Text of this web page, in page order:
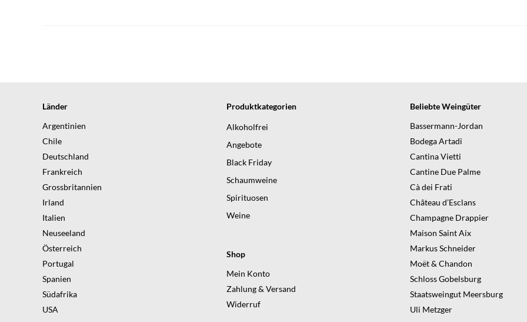
Länder
Argentinien
Chile
Deutschland
Frankreich
Grossbritannien
Irland
Italien
Neuseeland
Österreich
Portugal
Spanien
Südafrika
USA
Produktkategorien
Alkoholfrei
Angebote
Black Friday
Schaumweine
Spirituosen
Weine
Shop
Mein Konto
Zahlung & Versand
Widerruf
Beliebte Weingüter
Bassermann-Jordan
Bodega Artadi
Cantina Vietti
Cantine Due Palme
Cà dei Frati
Château d’Esclans
Champagne Drappier
Maison Saint Aix
Markus Schneider
Moët & Chandon
Schloss Gobelsburg
Staatsweingut Meersburg
Uli Metzger